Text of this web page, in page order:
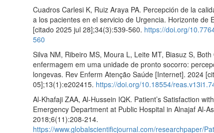
Cuadros Carlesi K, Ruiz Araya PA. Percepción de la
a los pacientes en el servicio de Urgencia. Horizonte de
[citado 2025 jul 28];34(3):539-560. https://doi.org/
560
Silva NM, Ribeiro MS, Moura L, Leite MT, Biasuz S,
enfermagem em uma unidade de pronto socorro:
longevas. Rev Enferm Atenção Saúde [Internet]. 2024
05];13(1):e202415. https://doi.org/10.18554/
Al-Khafaji ZAA, Al-Hussein IQK. Patient’s Satisfaction
Emergency Department at Public Hospital in Alnajaf Al-
2018;6(11):208-214.
https://www.globalscientificjournal.com/researchpaper/